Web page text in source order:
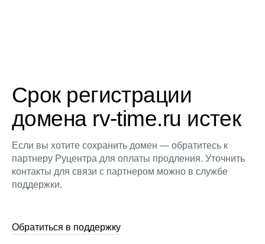
Срок регистрации
домена rv-time.ru истек
Если вы хотите сохранить домен — обратитесь к
партнеру Руцентра для оплаты продления. Уточнить
контакты для связи с партнером можно в службе
поддержки.
Обратиться в поддержку